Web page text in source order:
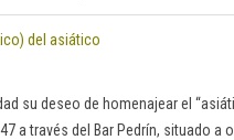
del asiático
su deseo de homenajear el
a través del Bar Pedrín, situado a